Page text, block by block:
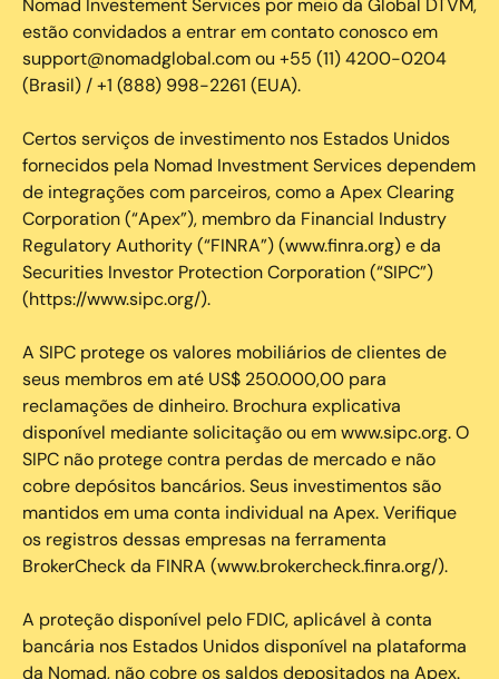
Nomad Investement Services por meio da Global DTVM,
estão convidados a entrar em contato conosco em
support@nomadglobal.com ou +55 (11) 4200-0204
(Brasil) / +1 (888) 998-2261 (EUA).
Certos serviços de investimento nos Estados Unidos
fornecidos pela Nomad Investment Services dependem
de integrações com parceiros, como a Apex Clearing
Corporation (“Apex”), membro da Financial Industry
Regulatory Authority (“FINRA”) (www.finra.org) e da
Securities Investor Protection Corporation (“SIPC”)
(https://www.sipc.org/).
A SIPC protege os valores mobiliários de clientes de
seus membros em até US$ 250.000,00 para
reclamações de dinheiro. Brochura explicativa
disponível mediante solicitação ou em www.sipc.org. O
SIPC não protege contra perdas de mercado e não
cobre depósitos bancários. Seus investimentos são
mantidos em uma conta individual na Apex. Verifique
os registros dessas empresas na ferramenta
BrokerCheck da FINRA (www.brokercheck.finra.org/).
A proteção disponível pelo FDIC, aplicável à conta
bancária nos Estados Unidos disponível na plataforma
da Nomad, não cobre os saldos depositados na Apex.